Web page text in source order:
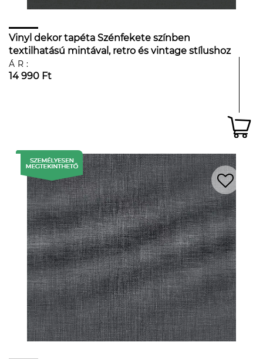
Vinyl dekor tapéta Szénfekete színben
textilhatású mintával, retro és vintage stílushoz
ÁR:
14 990 Ft